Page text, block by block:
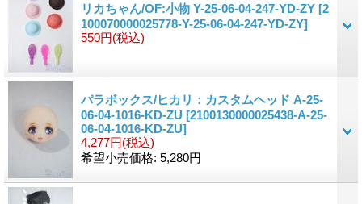
リカちゃん/OF:小物 Y-25-06-04-247-YD-ZY [2
100070000025778-Y-25-06-04-247-YD-ZY]
550円(税込)
パラボックス/ヒカリ：カスタムヘッド A-25-
06-04-1016-KD-ZU [2100130000025438-A-25-
06-04-1016-KD-ZU]
4,277円(税込)
希望小売価格: 5,280円